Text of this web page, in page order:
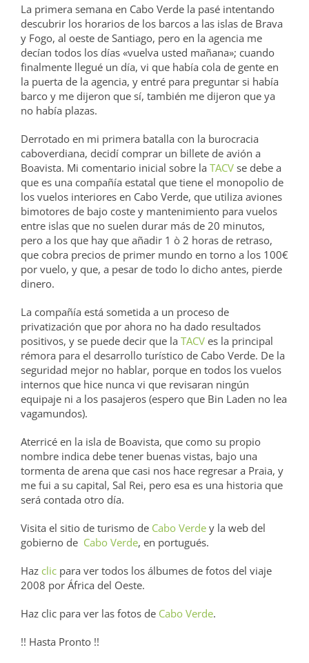
La primera semana en Cabo Verde la pasé intentando
descubrir los horarios de los barcos a las islas de Brava
y Fogo, al oeste de Santiago, pero en la agencia me
decían todos los días «vuelva usted mañana»; cuando
finalmente llegué un día, vi que había cola de gente en
la puerta de la agencia, y entré para preguntar si había
barco y me dijeron que sí, también me dijeron que ya
no había plazas.
Derrotado en mi primera batalla con la burocracia
caboverdiana, decidí comprar un billete de avión a
Boavista. Mi comentario inicial sobre la TACV se debe a
que es una compañía estatal que tiene el monopolio de
los vuelos interiores en Cabo Verde, que utiliza aviones
bimotores de bajo coste y mantenimiento para vuelos
entre islas que no suelen durar más de 20 minutos,
pero a los que hay que añadir 1 ò 2 horas de retraso,
que cobra precios de primer mundo en torno a los 100€
por vuelo, y que, a pesar de todo lo dicho antes, pierde
dinero.
La compañía está sometida a un proceso de
privatización que por ahora no ha dado resultados
positivos, y se puede decir que la TACV es la principal
rémora para el desarrollo turístico de Cabo Verde. De la
seguridad mejor no hablar, porque en todos los vuelos
internos que hice nunca vi que revisaran ningún
equipaje ni a los pasajeros (espero que Bin Laden no lea
vagamundos).
Aterricé en la isla de Boavista, que como su propio
nombre indica debe tener buenas vistas, bajo una
tormenta de arena que casi nos hace regresar a Praia, y
me fui a su capital, Sal Rei, pero esa es una historia que
será contada otro día.
Visita el sitio de turismo de Cabo Verde y la web del
gobierno de Cabo Verde, en portugués.
Haz clic para ver todos los álbumes de fotos del viaje
2008 por África del Oeste.
Haz clic para ver las fotos de Cabo Verde.
!! Hasta Pronto !!